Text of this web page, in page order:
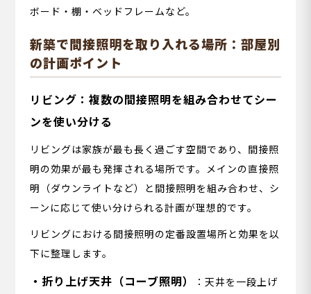
ボード・棚・ベッドフレームなど。
新築で間接照明を取り入れる場所：部屋別
の計画ポイント
リビング：複数の間接照明を組み合わせてシー
ンを使い分ける
リビングは家族が最も長く過ごす空間であり、間接照
明の効果が最も発揮される場所です。メインの直接照
明（ダウンライトなど）と間接照明を組み合わせ、シ
ーンに応じて使い分けられる計画が理想的です。
リビングにおける間接照明の定番設置場所と効果を以
下に整理します。
・折り上げ天井（コーブ照明）
：天井を一段上げ